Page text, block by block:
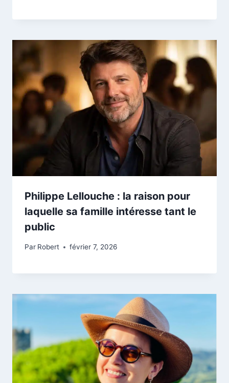
Philippe Lellouche : la raison pour
laquelle sa famille intéresse tant le
public
Par Robert février 7, 2026